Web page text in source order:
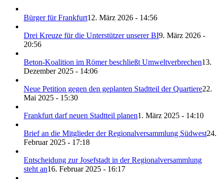
Bürger für Frankfurt12. März 2026 - 14:56
Drei Kreuze für die Unterstützer unserer BI9. März 2026 -
20:56
Beton-Koalition im Römer beschließt Umweltverbrechen13.
Dezember 2025 - 14:06
Neue Petition gegen den geplanten Stadtteil der Quartiere22.
Mai 2025 - 15:30
Frankfurt darf neuen Stadtteil planen1. März 2025 - 14:10
Brief an die Mitglieder der Regionalversammlung Südwest24.
Februar 2025 - 17:18
Entscheidung zur Josefstadt in der Regionalversammlung
steht an16. Februar 2025 - 16:17